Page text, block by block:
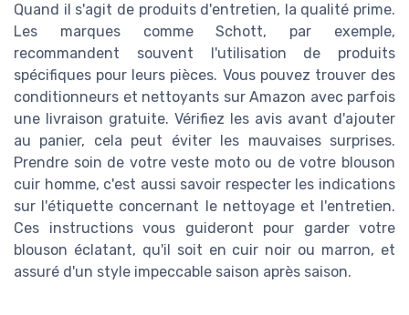
Quand il s'agit de produits d'entretien, la qualité prime.
Les marques comme Schott, par exemple,
recommandent souvent l'utilisation de produits
spécifiques pour leurs pièces. Vous pouvez trouver des
conditionneurs et nettoyants sur Amazon avec parfois
une livraison gratuite. Vérifiez les avis avant d'ajouter
au panier, cela peut éviter les mauvaises surprises.
Prendre soin de votre veste moto ou de votre blouson
cuir homme, c'est aussi savoir respecter les indications
sur l'étiquette concernant le nettoyage et l'entretien.
Ces instructions vous guideront pour garder votre
blouson éclatant, qu'il soit en cuir noir ou marron, et
assuré d'un style impeccable saison après saison.